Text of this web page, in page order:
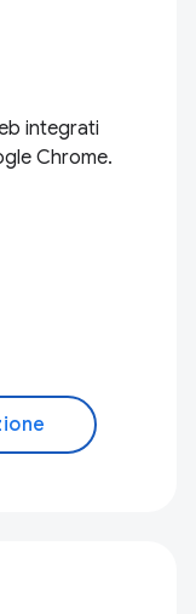
integrati
Chrome.